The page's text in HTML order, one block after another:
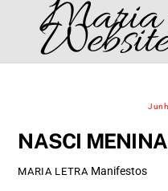
content
Maria
Website
NASCI
MARIA LETRA Manifestos